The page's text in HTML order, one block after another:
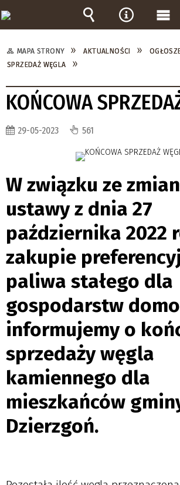
MAPA STRONY AKTUALNOŚCI
SPRZEDAŻ WĘGLA
KOŃCOWA
29-05-2023 561
W związku ze
ustawy z dnia 27
października 2022
zakupie
paliwa stałego dla
gospodarstw
informujemy o
sprzedaży węgla
kamiennego dla
mieszkańców
Dzierzgoń.
Wyszukiwarka
Narzędzia